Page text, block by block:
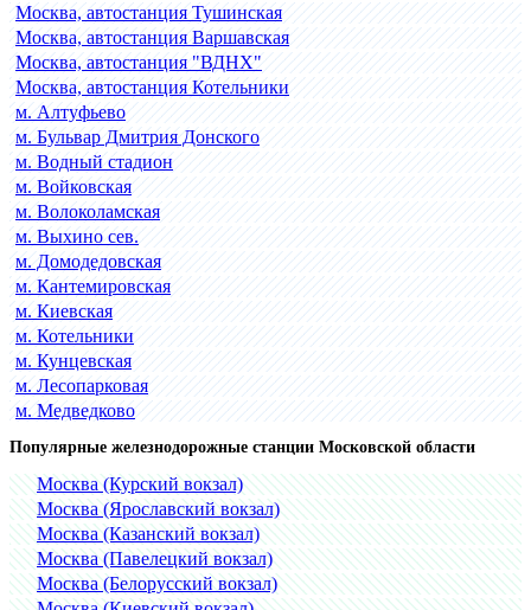
Москва, автостанция Тушинская
Москва, автостанция Варшавская
Москва, автостанция "ВДНХ"
Москва, автостанция Котельники
м. Алтуфьево
м. Бульвар Дмитрия Донского
м. Водный стадион
м. Войковская
м. Волоколамская
м. Выхино сев.
м. Домодедовская
м. Кантемировская
м. Киевская
м. Котельники
м. Кунцевская
м. Лесопарковая
м. Медведково
Популярные железнодорожные станции Московской области
Москва (Курский вокзал)
Москва (Ярославский вокзал)
Москва (Казанский вокзал)
Москва (Павелецкий вокзал)
Москва (Белорусский вокзал)